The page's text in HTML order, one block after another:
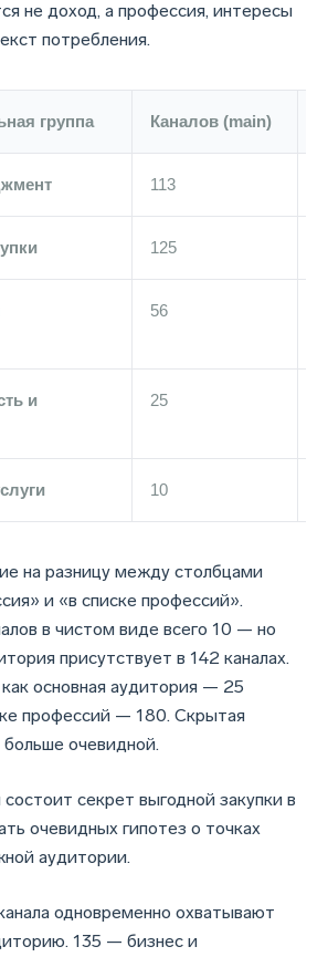
не доход, а профессия, интересы
потребления.
группа Каналов (main)
113
125
56
и
25
10
на разницу между столбцами
и «в списке профессий».
в чистом виде всего 10 — но
присутствует в 142 каналах.
основная аудитория — 25
профессий — 180. Скрытая
больше очевидной.
секрет выгодной закупки в
очевидных гипотез о точках
аудитории.
одновременно охватывают
135 — бизнес и